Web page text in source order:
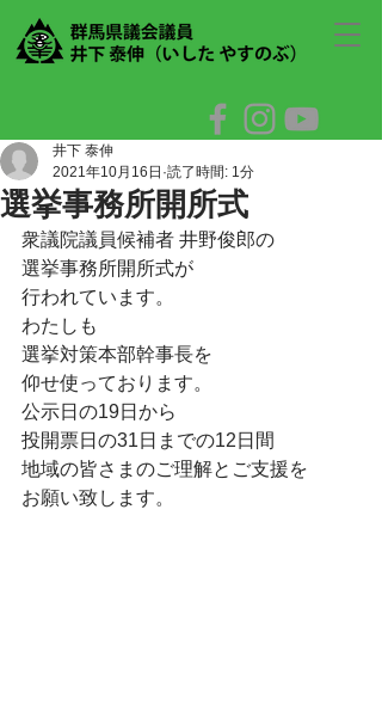
選挙事務所開所式
井下 泰伸
2021年10月16日 読了時間: 1分
衆議院議員候補者 井野俊郎の
選挙事務所開所式が
行われています。
わたしも
選挙対策本部幹事長を
仰せ使っております。
公示日の19日から
投開票日の31日までの12日間
地域の皆さまのご理解とご支援を
お願い致します。